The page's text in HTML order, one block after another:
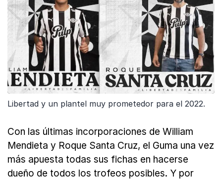
Libertad y un plantel muy prometedor para el 2022.
Con las últimas incorporaciones de William
Mendieta y Roque Santa Cruz, el Guma una vez
más apuesta todas sus fichas en hacerse
dueño de todos los trofeos posibles. Y por